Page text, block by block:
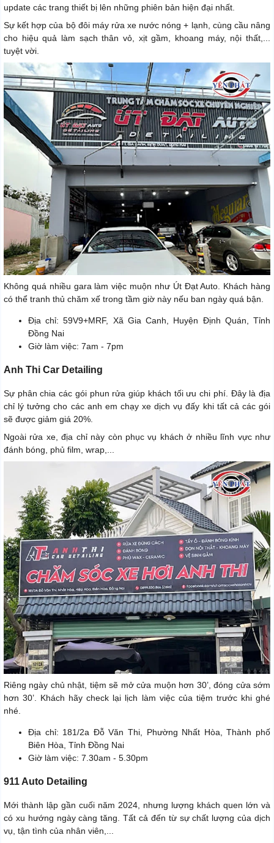
update các trang thiết bị lên những phiên bản hiện đại nhất.
Sự kết hợp của bộ đôi máy rửa xe nước nóng + lạnh, cùng cầu nâng
cho hiệu quả làm sạch thân vỏ, xịt gầm, khoang máy, nội thất,...
tuyệt vời.
Không quá nhiều gara làm việc muộn như Út Đạt Auto. Khách hàng
có thể tranh thủ chăm xế trong tầm giờ này nếu ban ngày quá bận.
Địa chỉ: 59V9+MRF, Xã Gia Canh, Huyện Định Quán, Tỉnh
Đồng Nai
Giờ làm việc: 7am - 7pm
Anh Thi Car Detailing
Sự phân chia các gói phun rửa giúp khách tối ưu chi phí. Đây là địa
chỉ lý tưởng cho các anh em chạy xe dịch vụ đấy khi tất cả các gói
sẽ được giảm giá 20%.
Ngoài rửa xe, địa chỉ này còn phục vụ khách ở nhiều lĩnh vực như
đánh bóng, phủ film, wrap,...
Riêng ngày chủ nhật, tiệm sẽ mở cửa muộn hơn 30’, đóng cửa sớm
hơn 30’. Khách hãy check lại lịch làm việc của tiệm trước khi ghé
nhé.
Địa chỉ: 181/2a Đỗ Văn Thi, Phường Nhất Hòa, Thành phố
Biên Hòa, Tỉnh Đồng Nai
Giờ làm việc: 7.30am - 5.30pm
911 Auto Detailing
Mới thành lập gần cuối năm 2024, nhưng lượng khách quen lớn và
có xu hướng ngày càng tăng. Tất cả đến từ sự chất lượng của dịch
vụ, tận tình của nhân viên,...